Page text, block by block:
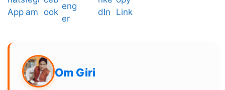
Om Giri